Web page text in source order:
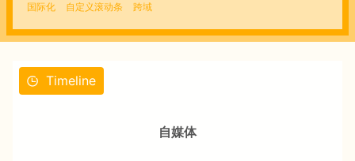
国际化 自定义滚动条 跨域
Timeline
自媒体